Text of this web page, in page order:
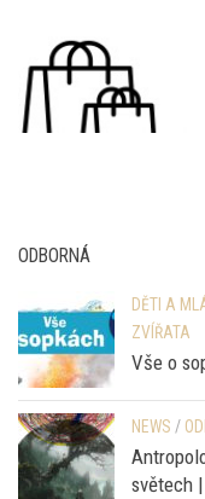
ODBORNÁ
ZVÍŘATA
Vše o